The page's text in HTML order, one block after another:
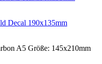
Decal 190x135mm
A5 Größe: 145x210mm